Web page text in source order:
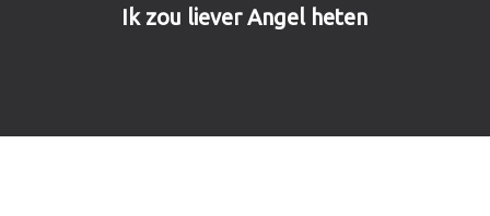
Ik zou liever Angel heten